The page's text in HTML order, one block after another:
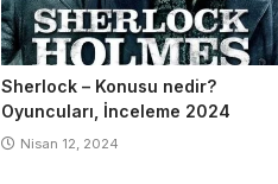
Sherlock – Konusu nedir?
Oyuncuları, İnceleme 2024
Nisan 12, 2024